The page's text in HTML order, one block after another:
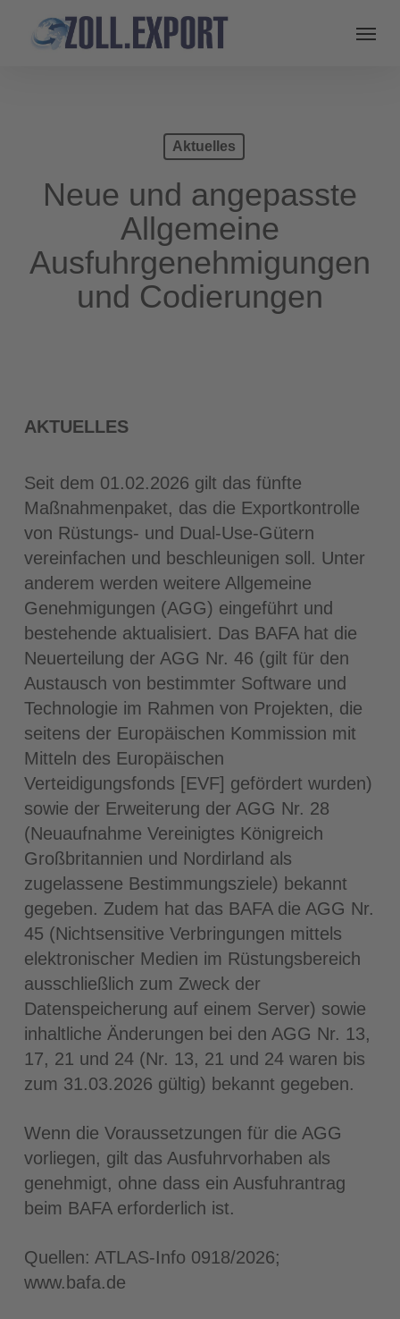
Aktuelles
Neue und angepasste
Allgemeine
Ausfuhrgenehmigungen
und Codierungen
AKTUELLES
Seit dem 01.02.2026 gilt das fünfte
Maßnahmenpaket, das die Exportkontrolle
von Rüstungs- und Dual-Use-Gütern
vereinfachen und beschleunigen soll. Unter
anderem werden weitere Allgemeine
Genehmigungen (AGG) eingeführt und
bestehende aktualisiert. Das BAFA hat die
Neuerteilung der AGG Nr. 46 (gilt für den
Austausch von bestimmter Software und
Technologie im Rahmen von Projekten, die
seitens der Europäischen Kommission mit
Mitteln des Europäischen
Verteidigungsfonds [EVF] gefördert wurden)
sowie der Erweiterung der AGG Nr. 28
(Neuaufnahme Vereinigtes Königreich
Großbritannien und Nordirland als
zugelassene Bestimmungsziele) bekannt
gegeben. Zudem hat das BAFA die AGG Nr.
45 (Nichtsensitive Verbringungen mittels
elektronischer Medien im Rüstungsbereich
ausschließlich zum Zweck der
Datenspeicherung auf einem Server) sowie
inhaltliche Änderungen bei den AGG Nr. 13,
17, 21 und 24 (Nr. 13, 21 und 24 waren bis
zum 31.03.2026 gültig) bekannt gegeben.
Wenn die Voraussetzungen für die AGG
vorliegen, gilt das Ausfuhrvorhaben als
genehmigt, ohne dass ein Ausfuhrantrag
beim BAFA erforderlich ist.
Quellen: ATLAS-Info 0918/2026;
www.bafa.de